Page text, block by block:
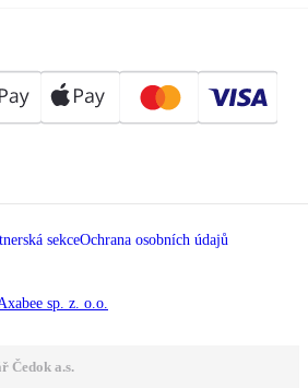
sekceOchrana osobních údajů
sp. z. o.o.
Čedok a.s.